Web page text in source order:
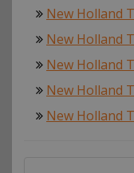
New Holland
New Holland
New Holland
New Holland
New Holland